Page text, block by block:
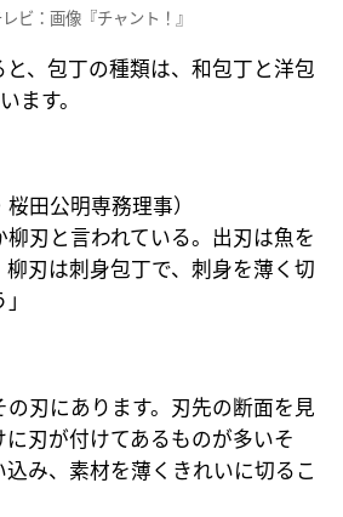
ビ：画像『チャント！』
、包丁の種類は、和包丁と洋包
ます。
桜田公明専務理事）
柳刃と言われている。出刃は魚を
柳刃は刺身包丁で、刺身を薄く切
刃にあります。刃先の断面を見
刃が付けてあるものが多いそ
込み、素材を薄くきれいに切るこ